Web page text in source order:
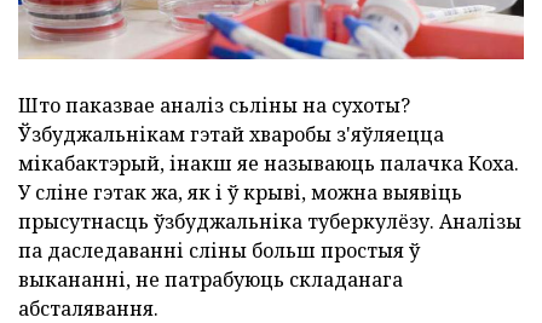
Што паказвае аналіз сьліны на сухоты?
Ўзбуджальнікам гэтай хваробы з'яўляецца
мікабактэрый, інакш яе называюць палачка Коха.
У сліне гэтак жа, як і ў крыві, можна выявіць
прысутнасць ўзбуджальніка туберкулёзу. Аналізы
па даследаванні сліны больш простыя ў
выкананні, не патрабуюць складанага
абсталявання.